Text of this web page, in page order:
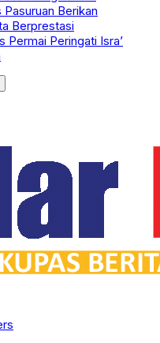
Berikan
Berprestasi
Permai Peringati Isra’